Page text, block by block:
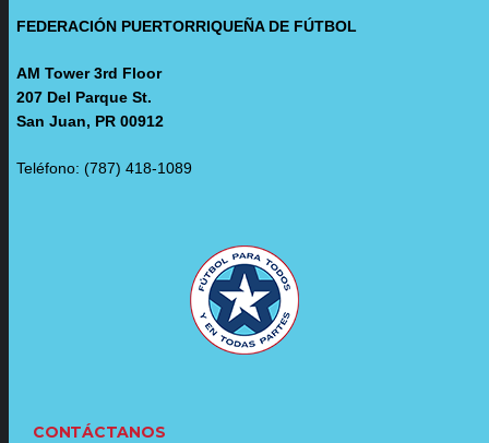
FEDERACIÓN PUERTORRIQUEÑA DE FÚTBOL
AM Tower 3rd Floor
207 Del Parque St.
San Juan, PR 00912
Teléfono: (787) 418-1089
CONTÁCTANOS